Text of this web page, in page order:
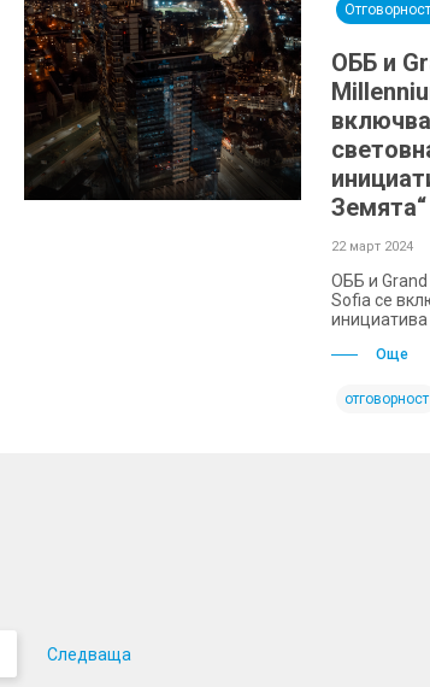
ОББ и
Земята“
22 март 2024
ОББ и
Sofia се
инициатива
Още
отговорност
Следваща